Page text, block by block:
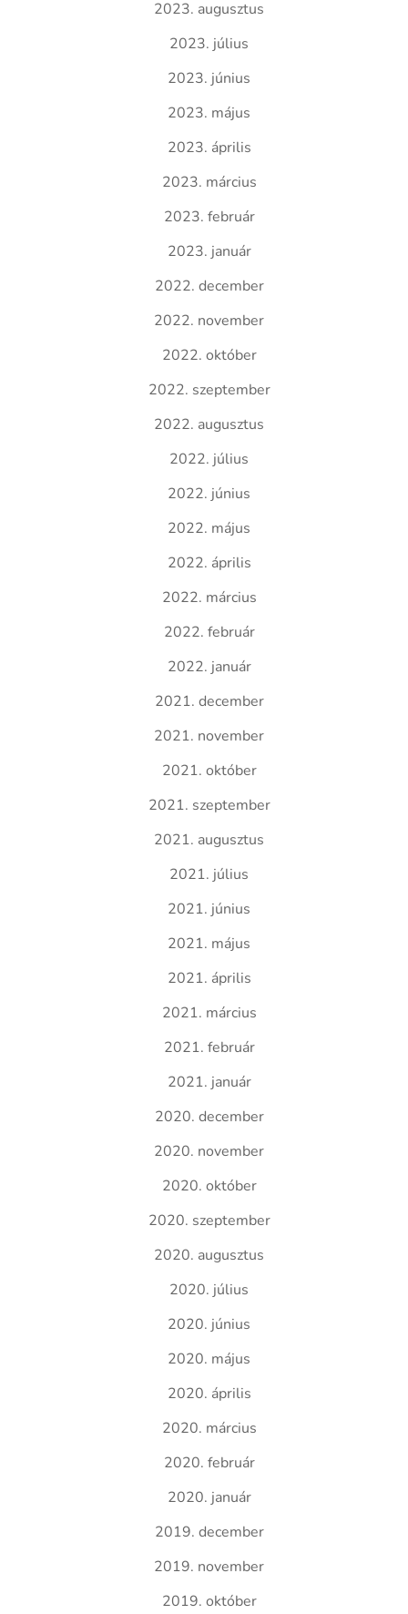
2023. augusztus
2023. július
2023. június
2023. május
2023. április
2023. március
2023. február
2023. január
2022. december
2022. november
2022. október
2022. szeptember
2022. augusztus
2022. július
2022. június
2022. május
2022. április
2022. március
2022. február
2022. január
2021. december
2021. november
2021. október
2021. szeptember
2021. augusztus
2021. július
2021. június
2021. május
2021. április
2021. március
2021. február
2021. január
2020. december
2020. november
2020. október
2020. szeptember
2020. augusztus
2020. július
2020. június
2020. május
2020. április
2020. március
2020. február
2020. január
2019. december
2019. november
2019. október